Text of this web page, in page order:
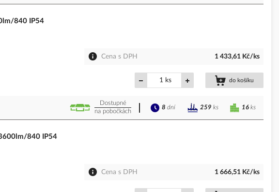
840 IP54
Cena s DPH 1 433,61 Kč/ks
ks do košíku
Dostupné
na pobočkách
16 ks
8 dní 259 ks
840 IP54
Cena s DPH 1 666,51 Kč/ks